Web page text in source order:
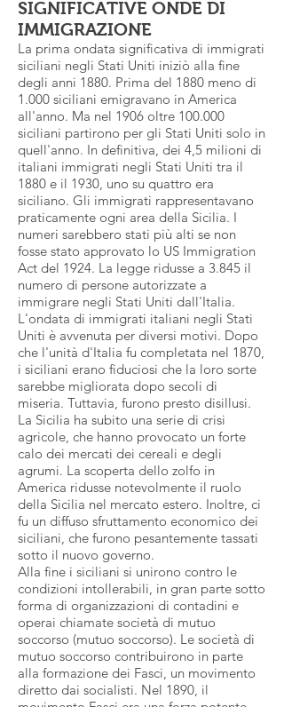
SIGNIFICATIVE ONDE DI
IMMIGRAZIONE
La prima ondata significativa di immigrati
siciliani negli Stati Uniti iniziò alla fine
degli anni 1880. Prima del 1880 meno di
1.000 siciliani emigravano in America
all'anno. Ma nel 1906 oltre 100.000
siciliani partirono per gli Stati Uniti solo in
quell'anno. In definitiva, dei 4,5 milioni di
italiani immigrati negli Stati Uniti tra il
1880 e il 1930, uno su quattro era
siciliano. Gli immigrati rappresentavano
praticamente ogni area della Sicilia. I
numeri sarebbero stati più alti se non
fosse stato approvato lo US Immigration
Act del 1924. La legge ridusse a 3.845 il
numero di persone autorizzate a
immigrare negli Stati Uniti dall'Italia.
L'ondata di immigrati italiani negli Stati
Uniti è avvenuta per diversi motivi. Dopo
che l'unità d'Italia fu completata nel 1870,
i siciliani erano fiduciosi che la loro sorte
sarebbe migliorata dopo secoli di
miseria. Tuttavia, furono presto disillusi.
La Sicilia ha subito una serie di crisi
agricole, che hanno provocato un forte
calo dei mercati dei cereali e degli
agrumi. La scoperta dello zolfo in
America ridusse notevolmente il ruolo
della Sicilia nel mercato estero. Inoltre, ci
fu un diffuso sfruttamento economico dei
siciliani, che furono pesantemente tassati
sotto il nuovo governo.
Alla fine i siciliani si unirono contro le
condizioni intollerabili, in gran parte sotto
forma di organizzazioni di contadini e
operai chiamate società di mutuo
soccorso (mutuo soccorso). Le società di
mutuo soccorso contribuirono in parte
alla formazione dei Fasci, un movimento
diretto dai socialisti. Nel 1890, il